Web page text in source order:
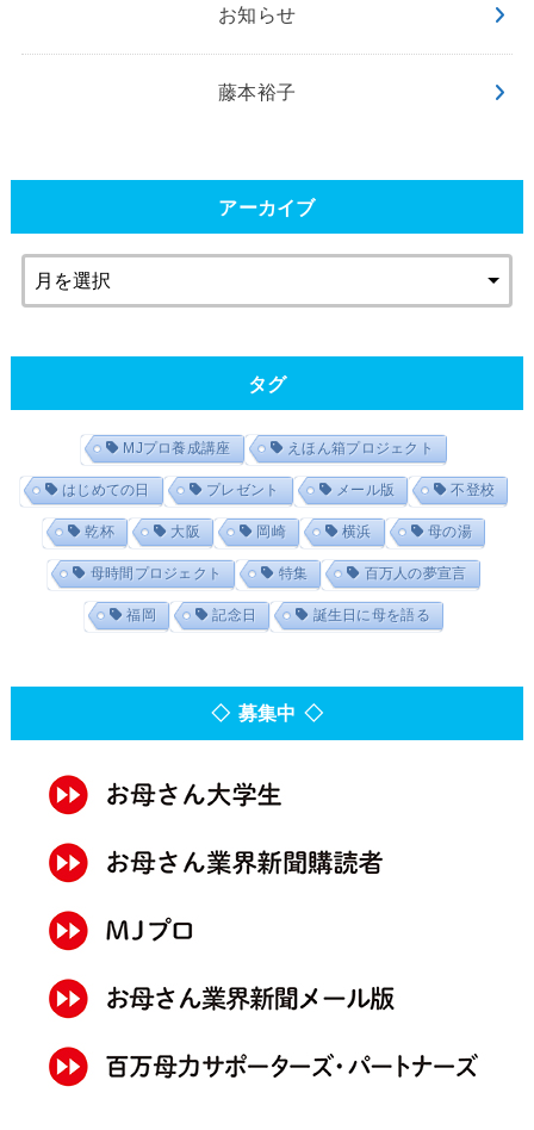
お知らせ
藤本裕子
アーカイブ
タグ
MJプロ養成講座 えほん箱プロジェクト
はじめての日 プレゼント メール版 不登校
乾杯 大阪 岡崎 横浜 母の湯
母時間プロジェクト 特集 百万人の夢宣言
福岡 記念日 誕生日に母を語る
◇ 募集中 ◇